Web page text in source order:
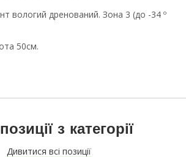
вологий дренований. Зона 3 (до -34 º
50см.
з категорії
Дивитися всі позиції